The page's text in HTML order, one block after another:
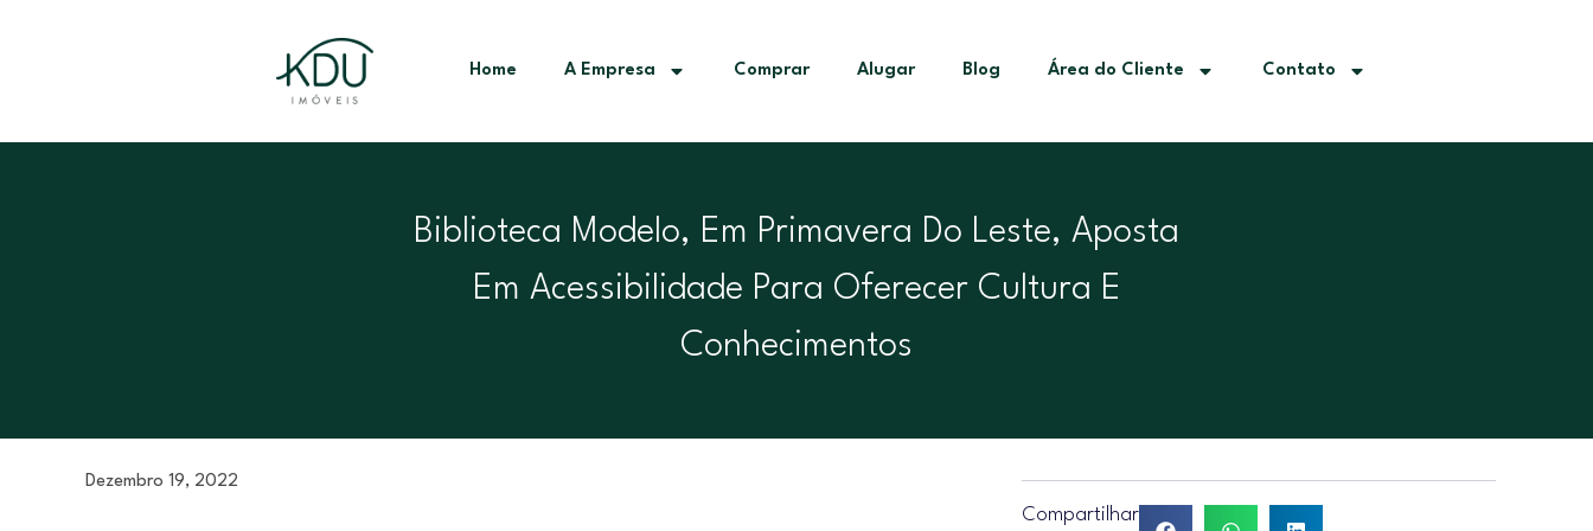
Home A Empresa Comprar Alugar Blog Área do Cliente Contato
Biblioteca Modelo, Em Primavera Do Leste, Aposta
Em Acessibilidade Para Oferecer Cultura E
Conhecimentos
Dezembro 19, 2022
Compartilhar